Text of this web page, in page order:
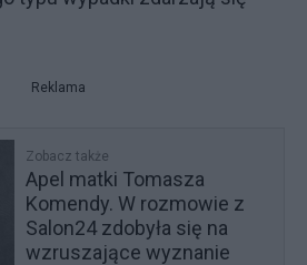
Reklama
Zobacz także
Apel matki Tomasza
Komendy. W rozmowie z
Salon24 zdobyła się na
wzruszające wyznanie